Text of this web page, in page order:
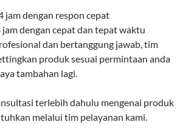
jam dengan respon cepat
dengan cepat dan tepat waktu
dan bertanggung jawab, tim
produk sesuai permintaan anda
tambahan lagi.
terlebih dahulu mengenai produk
melalui tim pelayanan kami.